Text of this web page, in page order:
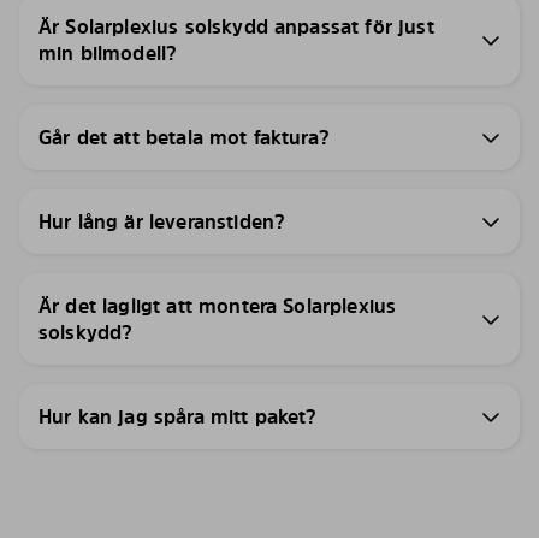
Är Solarplexius solskydd anpassat för just
min bilmodell?
Går det att betala mot faktura?
Hur lång är leveranstiden?
Är det lagligt att montera Solarplexius
solskydd?
Hur kan jag spåra mitt paket?